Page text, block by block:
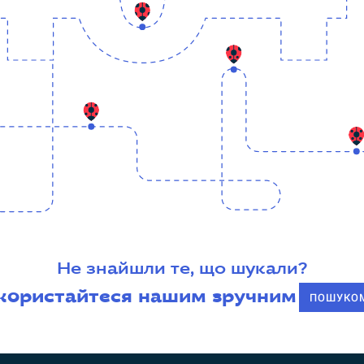
Не знайшли те, що шукали?
нашим зручним